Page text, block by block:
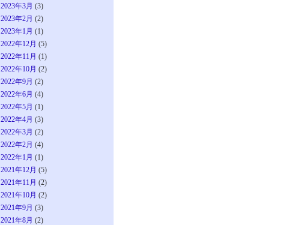
2023年3月 (3)
2023年2月 (2)
2023年1月 (1)
2022年12月 (5)
2022年11月 (1)
2022年10月 (2)
2022年9月 (2)
2022年6月 (4)
2022年5月 (1)
2022年4月 (3)
2022年3月 (2)
2022年2月 (4)
2022年1月 (1)
2021年12月 (5)
2021年11月 (2)
2021年10月 (2)
2021年9月 (3)
2021年8月 (2)